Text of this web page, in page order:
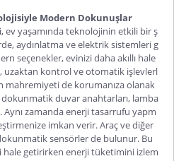
Modern Dokunuşlar
ev yaşamında teknolojinin etkili bir ş
aydınlatma ve elektrik sistemleri g
seçenekler, evinizi daha akıllı hale
uzaktan kontrol ve otomatik işlevlerl
mahremiyeti de korumanıza olanak
duvar anahtarları, lamba
Aynı zamanda enerji tasarrufu yapm
imkan verir. Araç ve diğer
sensörler de bulunur. Bu
hale getirirken enerji tüketimini izlem